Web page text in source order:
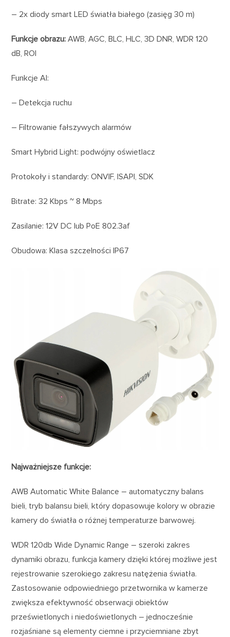
– 2x diody smart LED światła białego (zasięg 30 m)
Funkcje obrazu:AWB, AGC, BLC, HLC, 3D DNR, WDR 120
dB, ROI
Funkcje AI:
– Detekcja ruchu
– Filtrowanie fałszywych alarmów
Smart Hybrid Light: podwójny oświetlacz
Protokoły i standardy: ONVIF, ISAPI, SDK
Bitrate: 32 Kbps ~ 8 Mbps
Zasilanie: 12V DC lub PoE 802.3af
Obudowa: Klasa szczelności IP67
Najważniejsze funkcje:
AWB Automatic White Balance – automatyczny balans
bieli, tryb balansu bieli, który dopasowuje kolory w obrazie
kamery do światła o różnej temperaturze barwowej.
WDR 120db Wide Dynamic Range – szeroki zakres
dynamiki obrazu, funkcja kamery dzięki której możliwe jest
rejestrowanie szerokiego zakresu natężenia światła.
Zastosowanie odpowiedniego przetwornika w kamerze
zwiększa efektywność obserwacji obiektów
prześwietlonych i niedoświetlonych – jednocześnie
rozjaśniane są elementy ciemne i przyciemniane zbyt